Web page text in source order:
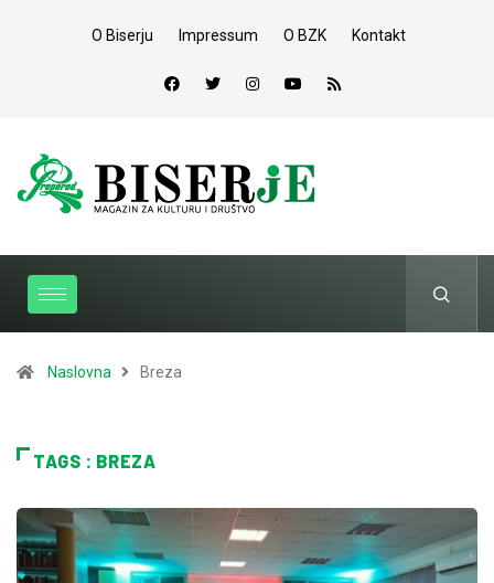
O Biserju Impressum O BZK Kontakt
Naslovna Breza
TAGS : BREZA